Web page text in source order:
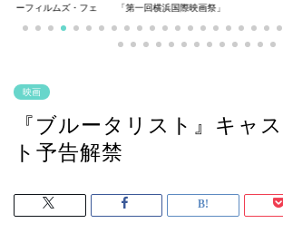
アーフィルムズ・フェ 「第一回横浜国際映画祭」
映画
『ブルータリスト』キャ
ト予告解禁